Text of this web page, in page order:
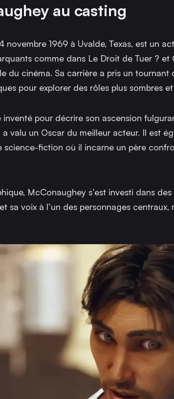
au casting
1969 à Uvalde, Texas, est un
comme dans Le Droit de Tuer ? et
du cinéma. Sa carrière a pris un tournant
pour explorer des rôles plus sombres
pour décrire son ascension
a valu un Oscar du meilleur acteur. Il est
science-fiction où il incarne un père
McConaughey s’est investi dans
sa voix à l’un des personnages